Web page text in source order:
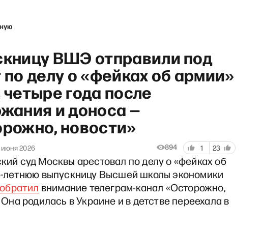
ВШЭ отправили под
по делу о «фейках об армии»
года после
и доноса —
новости»
2026 894 1 23
суд Москвы арестовал по делу о «фейках об
летнюю выпускницу Высшей школы экономики
обратил внимание телеграм-канал «Осторожно,
родилась в Украине и в детстве переехала в
Пастухов — мобилизация